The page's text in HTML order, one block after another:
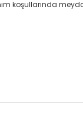
koşullarında